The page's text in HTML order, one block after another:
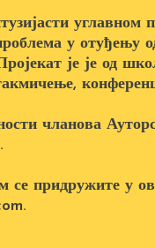
углавном
у отуђењу
је је од
чланова
се придружите у